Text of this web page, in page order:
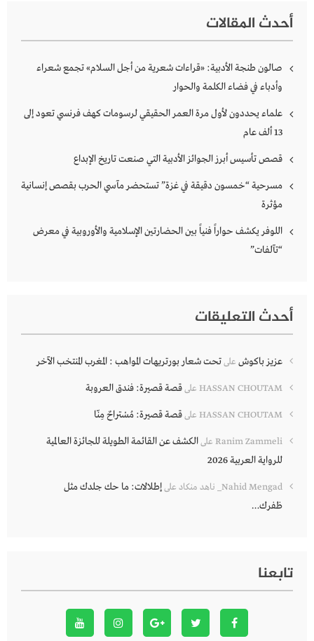
أحدث المقالات
صالون طنجة الأدبية: «قراءات شعرية من أجل السلام» تجمع شعراء
وأدباء في فضاء الكلمة والحوار
علماء يحددون لأول مرة العمر الحقيقي لرسومات كهف فرنسي تعود إلى
13 ألف عام
قصص تأسيس أبرز الجوائز الأدبية التي صنعت تاريخ الإبداع
مسرحية “خمسون دقيقة في غزة” تستحضر مآسي الحرب بقصص إنسانية
مؤثرة
اللوفر يكشف حواراً فنياً بين الحضارتين الإسلامية والأوروبية في معرض
“تآلفات”
أحدث التعليقات
عزيز باكوش علىتحت شعار بورتريهات المواهب : المغرب المنتخب الآخر
HASSAN CHOUTAM علىقصة قصيرة: فندق العروبة
HASSAN CHOUTAM علىقصة قصيرة: مُسْتراحٌ مِنّا
Ranim Zammeli علىالكشف عن القائمة الطويلة للجائزة العالمية
للرواية العربية 2026
Nahid Mengad_ ناهد منكاد علىإطلالات: ما حك جلدك مثل
ظفرك…
تابعنا